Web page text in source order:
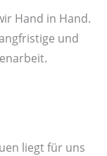
Hand in Hand.
und
liegt für uns